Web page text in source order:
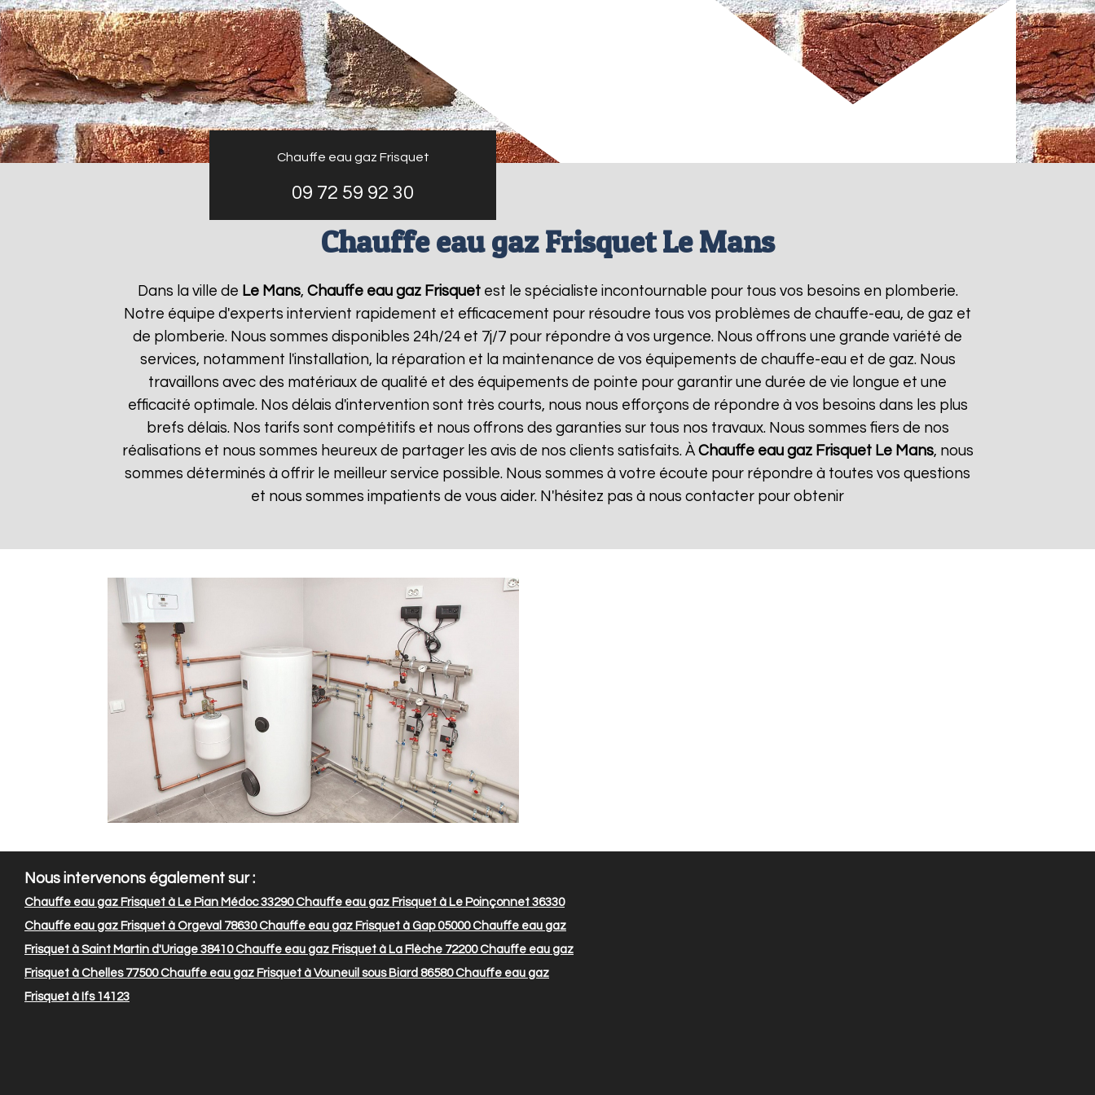
Chauffe eau gaz Frisquet
09 72 59 92 30
Chauffe eau gaz Frisquet Le Mans
Dans la ville de Le Mans, Chauffe eau gaz Frisquetest le spécialiste incontournable pour tous vos besoins en plomberie.
Notre équipe d'experts intervient rapidement et efficacement pour résoudre tous vos problèmes de chauffe-eau, de gaz et
de plomberie. Nous sommes disponibles 24h/24 et 7j/7 pour répondre à vos urgence. Nous offrons une grande variété de
services, notamment l'installation, la réparation et la maintenance de vos équipements de chauffe-eau et de gaz. Nous
travaillons avec des matériaux de qualité et des équipements de pointe pour garantir une durée de vie longue et une
efficacité optimale. Nos délais d'intervention sont très courts, nous nous efforçons de répondre à vos besoins dans les plus
brefs délais. Nos tarifs sont compétitifs et nous offrons des garanties sur tous nos travaux. Nous sommes fiers de nos
réalisations et nous sommes heureux de partager les avis de nos clients satisfaits. ÀChauffe eau gaz Frisquet Le Mans, nous
sommes déterminés à offrir le meilleur service possible. Nous sommes à votre écoute pour répondre à toutes vos questions
et nous sommes impatients de vous aider. N'hésitez pas à nous contacter pour obtenir
Nous intervenons également sur :
Chauffe eau gaz Frisquet à Le Pian Médoc 33290Chauffe eau gaz Frisquet à Le Poinçonnet 36330
Chauffe eau gaz Frisquet à Orgeval 78630Chauffe eau gaz Frisquet à Gap 05000Chauffe eau gaz
Frisquet à Saint Martin d'Uriage 38410Chauffe eau gaz Frisquet à La Flèche 72200Chauffe eau gaz
Frisquet à Chelles 77500Chauffe eau gaz Frisquet à Vouneuil sous Biard 86580Chauffe eau gaz
Frisquet à Ifs 14123